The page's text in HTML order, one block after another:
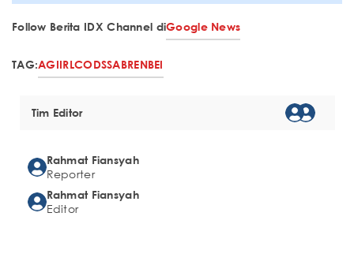
Follow Berita IDX Channel diGoogle News
TAG:AGIIRLCODSSABRENBEI
Tim Editor
Rahmat Fiansyah
Reporter
Rahmat Fiansyah
Editor